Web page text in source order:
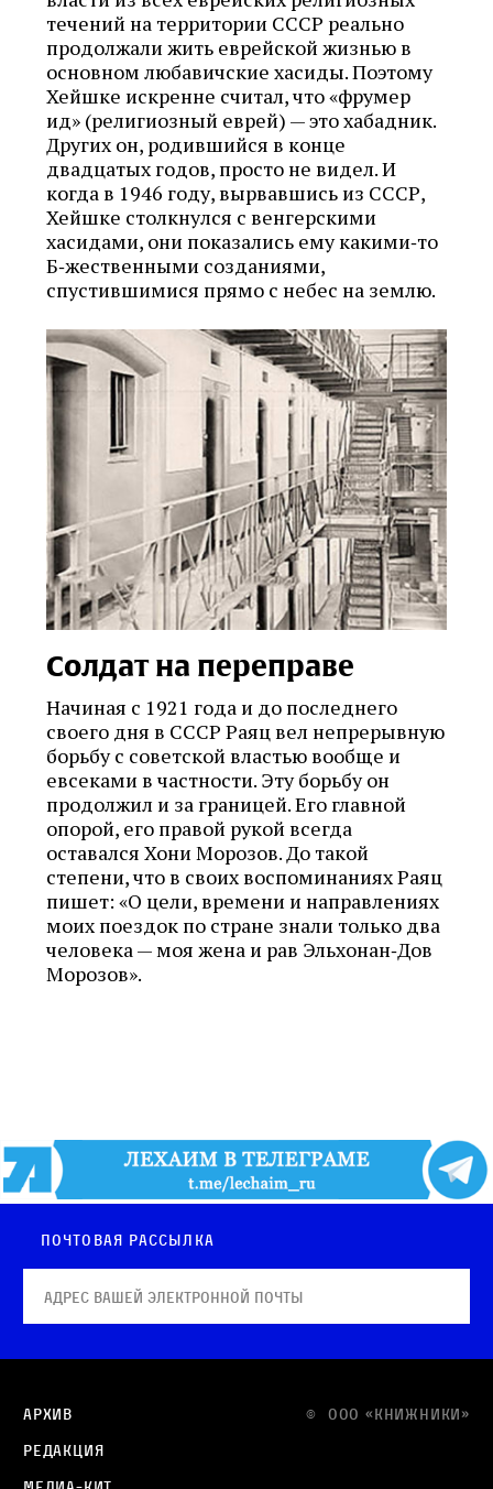
течений на территории СССР реально
продолжали жить еврейской жизнью в
основном любавичские хасиды. Поэтому
Хейшке искренне считал, что «фрумер
ид» (религиозный еврей) — это хабадник.
Других он, родившийся в конце
двадцатых годов, просто не видел. И
когда в 1946 году, вырвавшись из СССР,
Хейшке столкнулся с венгерскими
хасидами, они показались ему какими‑то
Б‑жественными созданиями,
спустившимися прямо с небес на землю.
Солдат на переправе
Начиная с 1921 года и до последнего
своего дня в СССР Раяц вел непрерывную
борьбу с советской властью вообще и
евсеками в частности. Эту борьбу он
продолжил и за границей. Его главной
опорой, его правой рукой всегда
оставался Хони Морозов. До такой
степени, что в своих воспоминаниях Раяц
пишет: «О цели, времени и направлениях
моих поездок по стране знали только два
человека — моя жена и рав Эльхонан‑Дов
Морозов».
Почтовая рассылка
© OOO «КНИЖНИКИ»
Архив
Редакция